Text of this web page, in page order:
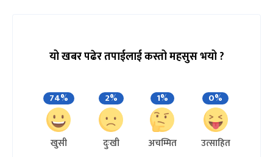
यो खबर पढेर तपाईलाई कस्तो महसुस भयो ?
74%
खुसी
2%
दुःखी
1%
अचम्मित
0%
उत्साहित